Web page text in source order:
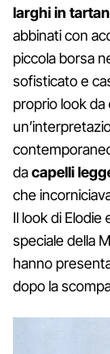
larghi in
abbinati con
piccola borsa
sofisticato e
proprio look da
dacapelli
che
Il look di
speciale della
hanno
dopo la